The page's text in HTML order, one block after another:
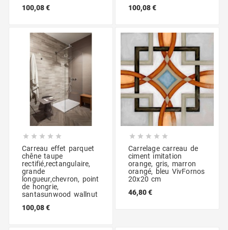
100,08 €
100,08 €
    
Carreau effet parquet
chêne taupe
rectifié,rectangulaire,
grande
longueur,chevron, point
de hongrie,
santasunwood wallnut
100,08 €
    
Carrelage carreau de
ciment imitation
orange, gris, marron
orangé, bleu VivFornos
20x20 cm
46,80 €